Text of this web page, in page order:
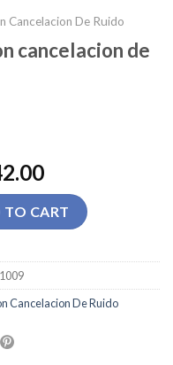
Cancelacion De Ruido
cancelacion de
cancelacion de ruido
TO CART
Cancelacion De Ruido